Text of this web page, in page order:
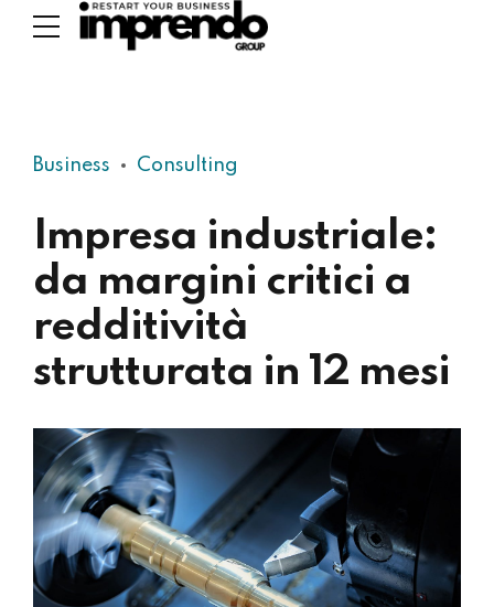
Business Consulting
Impresa industriale:
da margini critici a
redditività
strutturata in 12 mesi